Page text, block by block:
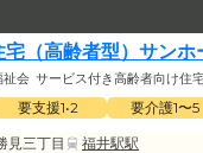
（高齢者型）サンホ
祉会 サービス付き高齢者向け住
要支援1•2 要介護1〜5
見三丁目
福井駅駅